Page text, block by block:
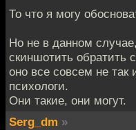
То что я могу
Но не в данном
скиншотить
оно все совсем не
психологи.
Они такие, они могут.
Serg_dm »